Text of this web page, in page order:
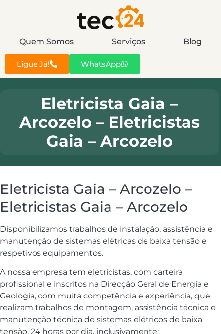
Quem Somos Serviços Blog
Ligue Já! WhatsApp
Eletricista Gaia –
Arcozelo – Eletricistas
Gaia – Arcozelo
Eletricista Gaia – Arcozelo –
Eletricistas Gaia – Arcozelo
Disponibilizamos trabalhos de instalação, assistência e
manutenção de sistemas elétricas de baixa tensão e
respetivos equipamentos.
A nossa empresa tem eletricistas, com carteira
profissional e inscritos na Direcção Geral de Energia e
Geologia, com muita competência e experiência, que
realizam trabalhos de montagem, assistência técnica e
manutenção técnica de sistemas elétricos de baixa
tensão, 24 horas por dia, inclusivamente: